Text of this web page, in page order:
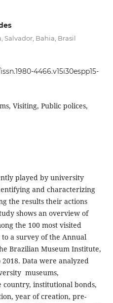
Salvador, Bahia, Brasil
4466.v15i30espp15-
Visiting, Public polices,
played by university
and characterizing
the results their actions
shows an overview of
the 100 most visited
a survey of the Annual
Brazilian Museum Institute,
Data were analyzed
museums,
institutional bonds,
year of creation, pre-